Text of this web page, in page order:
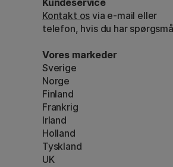
Kontakt os via e-mail eller
telefon, hvis du har
Vores markeder
Sverige
Norge
Finland
Frankrig
Irland
Holland
Tyskland
UK